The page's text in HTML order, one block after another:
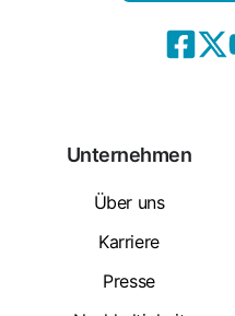
Unternehmen
Über uns
Karriere
Presse